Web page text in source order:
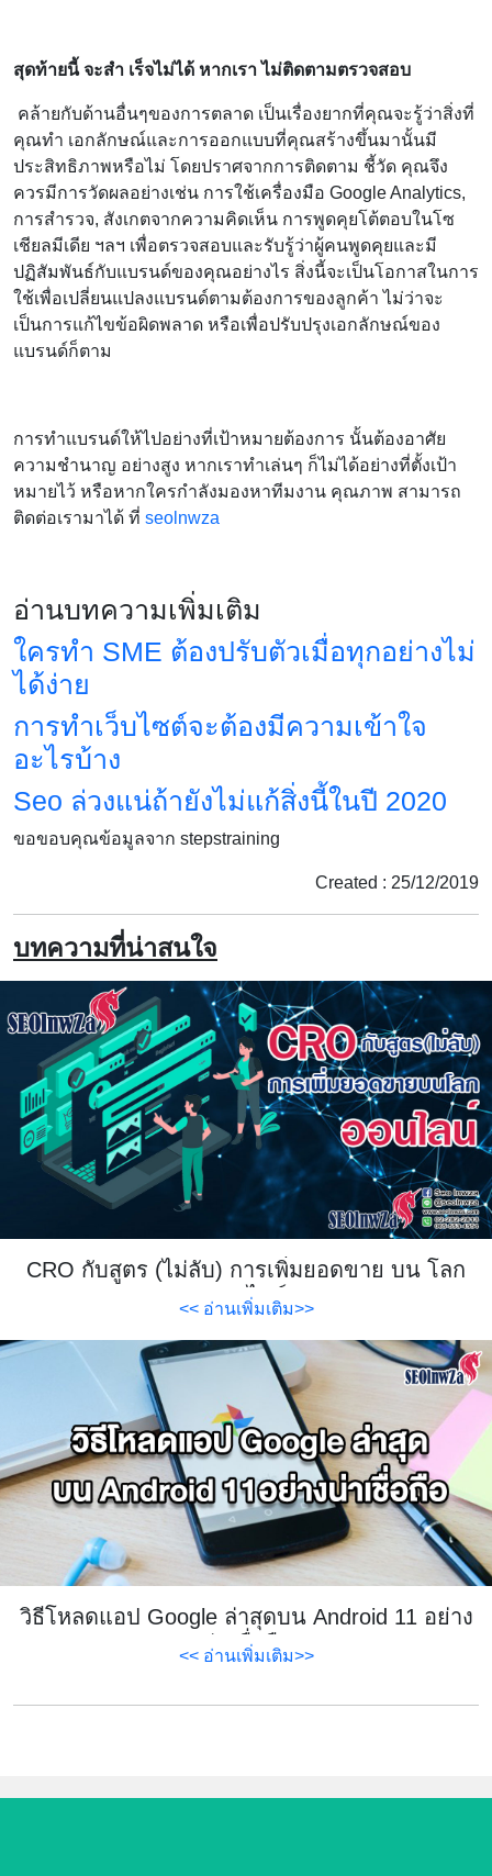
สุดท้ายนี้ จะสำ เร็จไม่ได้ หากเรา ไม่ติดตามตรวจสอบ
คล้ายกับด้านอื่นๆของการตลาด เป็นเรื่องยากที่คุณจะรู้ว่าสิ่งที่
คุณทำ เอกลักษณ์และการออกแบบที่คุณสร้างขึ้นมานั้นมี
ประสิทธิภาพหรือไม่ โดยปราศจากการติดตาม ชี้วัด คุณจึง
ควรมีการวัดผลอย่างเช่น การใช้เครื่องมือ Google Analytics,
การสำรวจ, สังเกตจากความคิดเห็น การพูดคุยโต้ตอบในโซ
เชียลมีเดีย ฯลฯ เพื่อตรวจสอบและรับรู้ว่าผู้คนพูดคุยและมี
ปฏิสัมพันธ์กับแบรนด์ของคุณอย่างไร สิ่งนี้จะเป็นโอกาสในการ
ใช้เพื่อเปลี่ยนแปลงแบรนด์ตามต้องการของลูกค้า ไม่ว่าจะ
เป็นการแก้ไขข้อผิดพลาด หรือเพื่อปรับปรุงเอกลักษณ์ของ
แบรนด์ก็ตาม
การทำแบรนด์ให้ไปอย่างที่เป้าหมายต้องการ นั้นต้องอาศัย
ความชำนาญ อย่างสูง หากเราทำเล่นๆ ก็ไม่ได้อย่างที่ตั้งเป้า
หมายไว้ หรือหากใครกำลังมองหาทีมงาน คุณภาพ สามารถ
ติดต่อเรามาได้ ที่ seolnwza
อ่านบทความเพิ่มเติม
ใครทำ SME ต้องปรับตัวเมื่อทุกอย่างไม่
ได้ง่าย
การทำเว็บไซต์จะต้องมีความเข้าใจ
อะไรบ้าง
Seo ล่วงแน่ถ้ายังไม่แก้สิ่งนี้ในปี 2020
ขอขอบคุณข้อมูลจาก stepstraining
Created : 25/12/2019
บทความที่น่าสนใจ
CRO กับสูตร (ไม่ลับ) การเพิ่มยอดขาย บน โลก
ออนไลน์
<< อ่านเพิ่มเติม>>
วิธีโหลดแอป Google ล่าสุดบน Android 11 อย่าง
น่าเชื่อถือ
<< อ่านเพิ่มเติม>>